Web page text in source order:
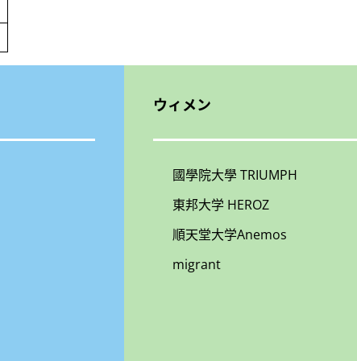
ウィメン
國學院大學 TRIUMPH
東邦大学 HEROZ
順天堂大学Anemos
migrant